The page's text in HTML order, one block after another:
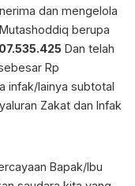
dan mengelola
berupa
Dan telah
Rp
infak/lainya subtotal
Zakat dan Infak
Bapak/Ibu